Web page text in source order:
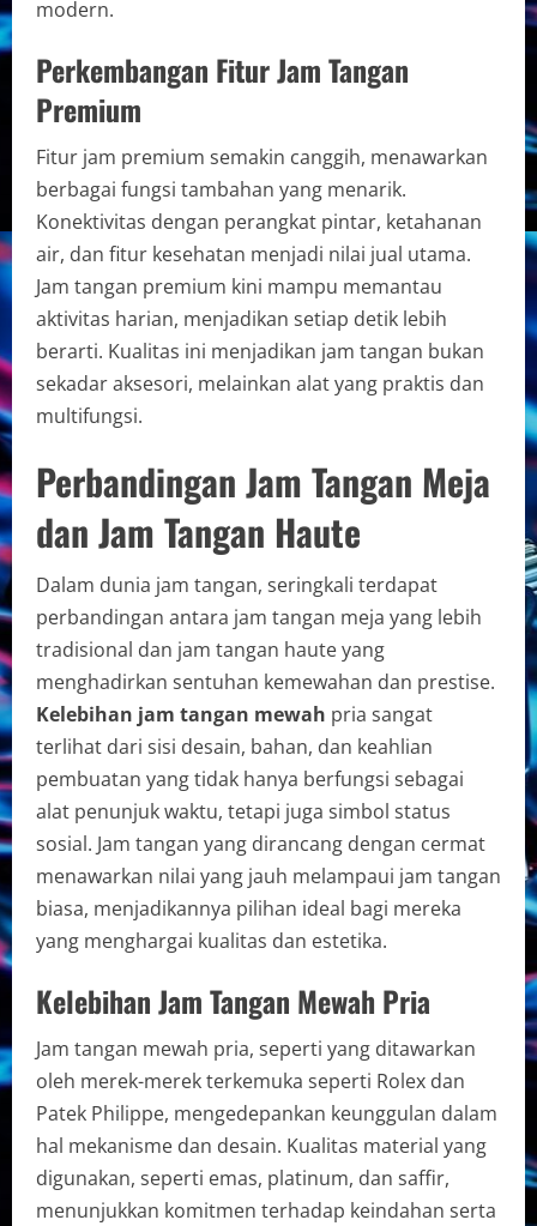
modern.
Perkembangan Fitur Jam Tangan
Premium
Fitur jam premium semakin canggih, menawarkan
berbagai fungsi tambahan yang menarik.
Konektivitas dengan perangkat pintar, ketahanan
air, dan fitur kesehatan menjadi nilai jual utama.
Jam tangan premium kini mampu memantau
aktivitas harian, menjadikan setiap detik lebih
berarti. Kualitas ini menjadikan jam tangan bukan
sekadar aksesori, melainkan alat yang praktis dan
multifungsi.
Perbandingan Jam Tangan Meja
dan Jam Tangan Haute
Dalam dunia jam tangan, seringkali terdapat
perbandingan antara jam tangan meja yang lebih
tradisional dan jam tangan haute yang
menghadirkan sentuhan kemewahan dan prestise.
Kelebihan jam tangan mewah pria sangat
terlihat dari sisi desain, bahan, dan keahlian
pembuatan yang tidak hanya berfungsi sebagai
alat penunjuk waktu, tetapi juga simbol status
sosial. Jam tangan yang dirancang dengan cermat
menawarkan nilai yang jauh melampaui jam tangan
biasa, menjadikannya pilihan ideal bagi mereka
yang menghargai kualitas dan estetika.
Kelebihan Jam Tangan Mewah Pria
Jam tangan mewah pria, seperti yang ditawarkan
oleh merek-merek terkemuka seperti Rolex dan
Patek Philippe, mengedepankan keunggulan dalam
hal mekanisme dan desain. Kualitas material yang
digunakan, seperti emas, platinum, dan saffir,
menunjukkan komitmen terhadap keindahan serta